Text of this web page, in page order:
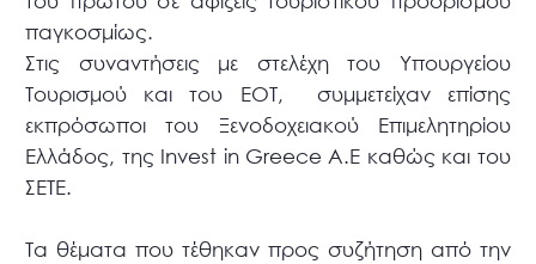
παγκοσμίως.
Στις συναντήσεις με στελέχη του Υπουργείου
Τουρισμού και του ΕΟΤ, συμμετείχαν επίσης
εκπρόσωποι του Ξενοδοχειακού Επιμελητηρίου
Ελλάδος, της Invest in Greece A.E καθώς και του
ΣΕΤΕ.
Τα θέματα που τέθηκαν προς συζήτηση από την